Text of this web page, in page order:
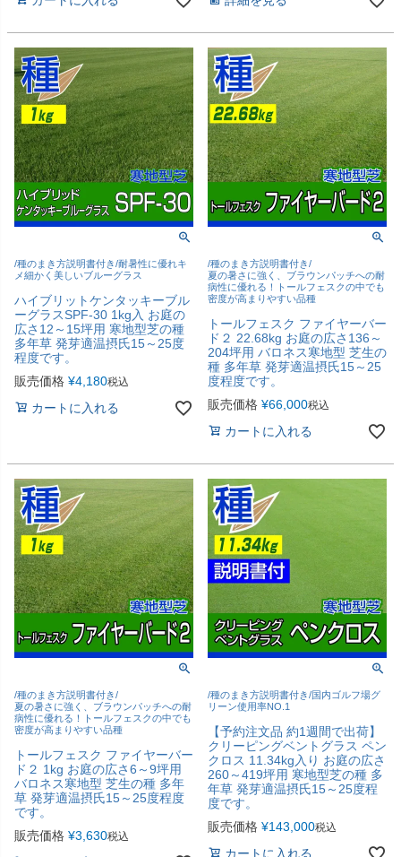
/種のまき方説明書付き/耐暑性に優れキ
メ細かく美しいブルーグラス
ハイブリットケンタッキーブル
ーグラスSPF-30 1kg入 お庭の
広さ12～15坪用 寒地型芝の種
多年草 発芽適温摂氏15～25度
程度です。
販売価格 ¥4,180税込
カートに入れる
/種のまき方説明書付き/
夏の暑さに強く、ブラウンパッチへの耐
病性に優れる！トールフェスクの中でも
密度が高まりやすい品種
トールフェスク ファイヤーバー
ド２ 22.68kg お庭の広さ136～
204坪用 バロネス寒地型 芝生の
種 多年草 発芽適温摂氏15～25
度程度です。
販売価格 ¥66,000税込
カートに入れる
/種のまき方説明書付き/
夏の暑さに強く、ブラウンパッチへの耐
病性に優れる！トールフェスクの中でも
密度が高まりやすい品種
トールフェスク ファイヤーバー
ド２ 1kg お庭の広さ6～9坪用
バロネス寒地型 芝生の種 多年
草 発芽適温摂氏15～25度程度
です。
販売価格 ¥3,630税込
/種のまき方説明書付き/国内ゴルフ場グ
リーン使用率NO.1
【予約注文品 約1週間で出荷】
クリーピングベントグラス ペン
クロス 11.34kg入り お庭の広さ
260～419坪用 寒地型芝の種 多
年草 発芽適温摂氏15～25度程
度です。
販売価格 ¥143,000税込
カートに入れる